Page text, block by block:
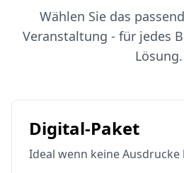
Wählen Sie das
Veranstaltung - für jedes
Lösung.
Digital-Paket
Ideal wenn keine